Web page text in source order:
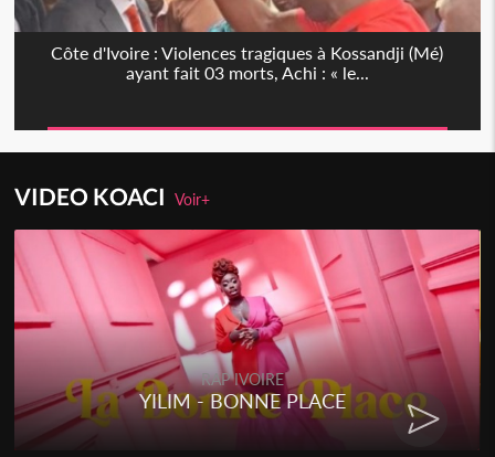
Côte d'Ivoire : Violences tragiques à Kossandji (Mé)
ayant fait 03 morts, Achi : « le...
VIDEO KOACIVoir+
RAP IVOIRE
YILIM - BONNE PLACE